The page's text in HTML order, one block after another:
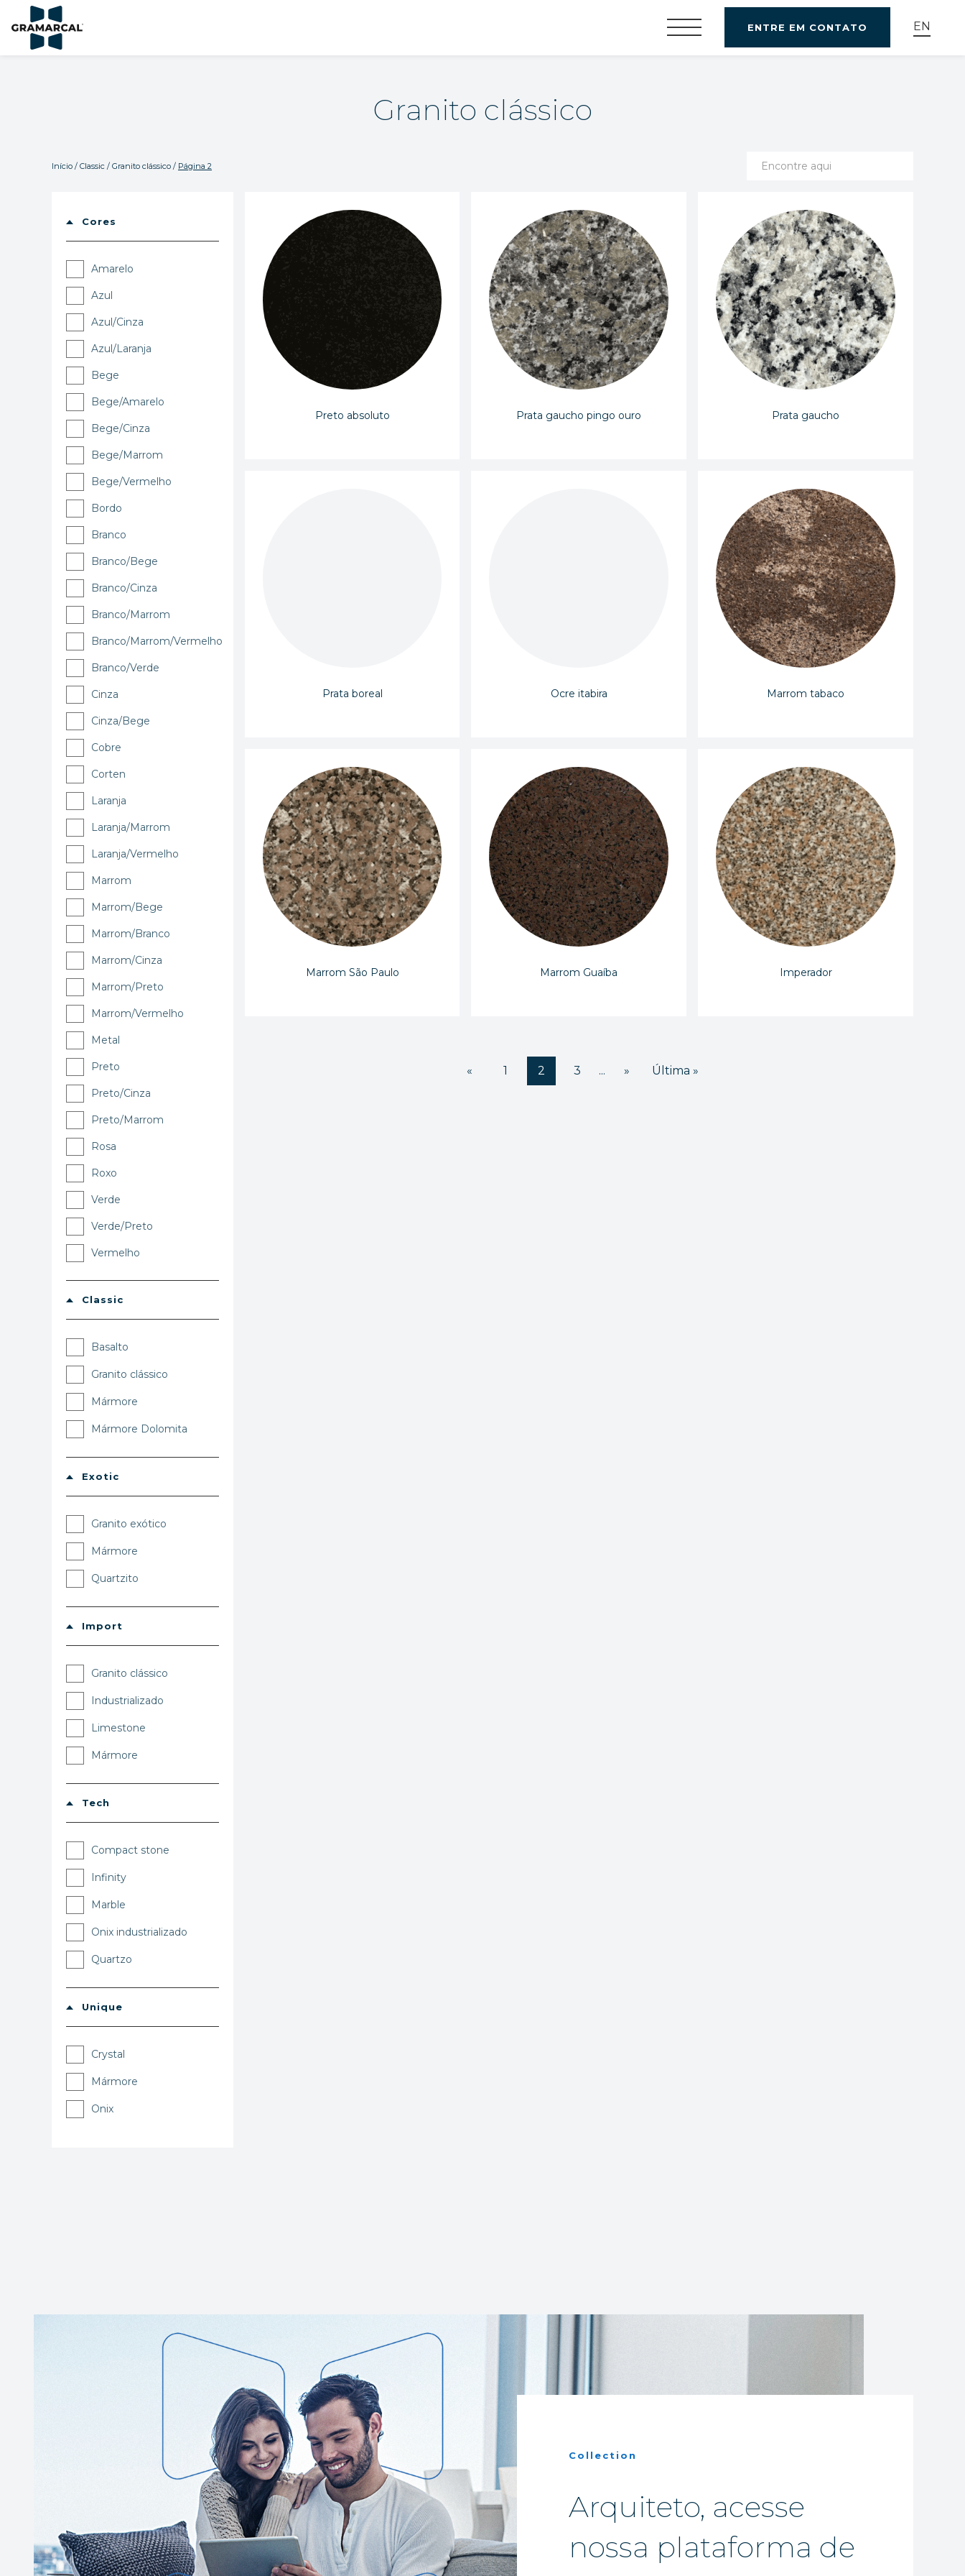
ENTRE EM CONTATO EN
Granito clássico
Início / Classic / Granito clássico / Página 2
Cores
Amarelo
Azul
Azul/Cinza
Azul/Laranja
Bege
Bege/Amarelo
Bege/Cinza
Bege/Marrom
Bege/Vermelho
Bordo
Branco
Branco/Bege
Branco/Cinza
Branco/Marrom
Branco/Marrom/Vermelho
Branco/Verde
Cinza
Cinza/Bege
Cobre
Corten
Laranja
Laranja/Marrom
Laranja/Vermelho
Marrom
Marrom/Bege
Marrom/Branco
Marrom/Cinza
Marrom/Preto
Marrom/Vermelho
Metal
Preto
Preto/Cinza
Preto/Marrom
Rosa
Roxo
Verde
Verde/Preto
Vermelho
Classic
Basalto
Granito clássico
Mármore
Mármore Dolomita
Exotic
Granito exótico
Mármore
Quartzito
Import
Granito clássico
Industrializado
Limestone
Mármore
Tech
Compact stone
Infinity
Marble
Onix industrializado
Quartzo
Unique
Crystal
Mármore
Onix
Preto absoluto Prata gaucho pingo ouro Prata gaucho
Prata boreal Ocre itabira Marrom tabaco
Marrom São Paulo Marrom Guaíba Imperador
« 1 2 3 ... » Última »
Collection
Arquiteto, acesse
nossa plataforma de